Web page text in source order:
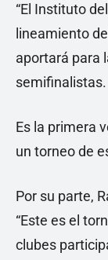
“El Instituto
lineamiento
aportará para
semifinalistas.
Es la primera
un torneo de
Por su parte,
“Este es el
clubes